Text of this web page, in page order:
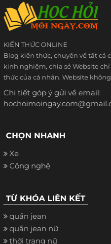
KIẾN THỨC ONLINE
Blog kiến thức, chuyên về tất cả
kinh nghiệm, chia sẻ Website
thức của cá nhân. Website
Chi tiết góp ý gửi về email:
CHỌN NHANH
Xe
Công nghệ
TỪ KHÓA LIÊN KẾT
quần jean
quần jean nữ
thời trang nữ